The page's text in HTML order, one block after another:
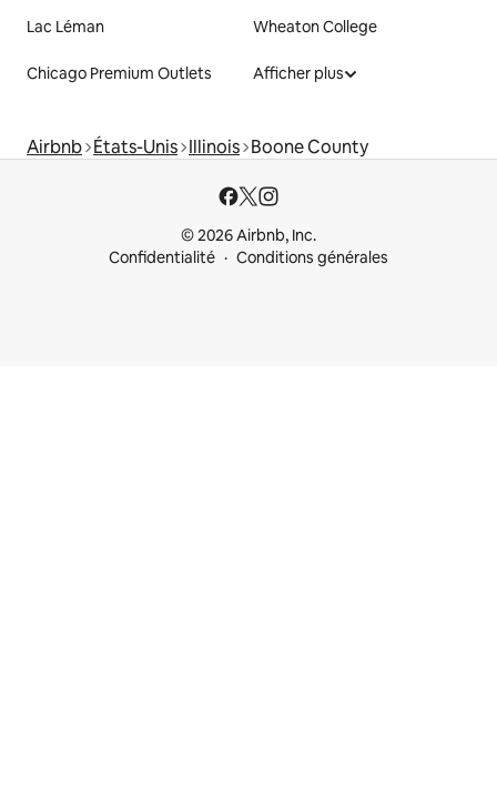
Lac Léman Wheaton College
Chicago Premium Outlets Afficher plus
Airbnb États-Unis Illinois Boone County
© 2026 Airbnb, Inc.
Confidentialité
Conditions générales